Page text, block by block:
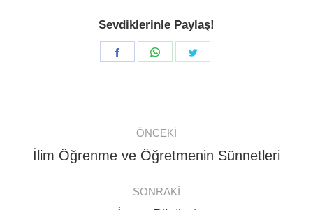
Sevdiklerinle Paylaş!
Share
Share
navigation
ÖNCEKI
Previous
İlim Öğrenme ve Öğretmenin Sünnetleri
SONRAKI